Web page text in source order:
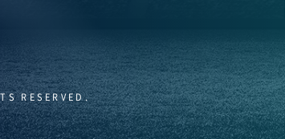
RESERVED.